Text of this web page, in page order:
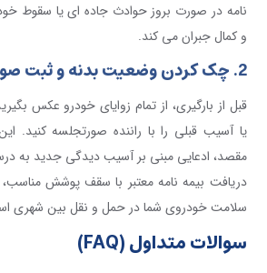
نامه در صورت بروز حوادث جاده ای یا سقوط
و کمال جبران می کند.
2. چک کردن وضعیت بدنه و ثبت صورتجلسه
قبل از بارگیری، از تمام زوایای خودرو عکس
یا آسیب قبلی را با راننده صورتجلسه کنید.
مقصد، ادعایی مبنی بر آسیب دیدگی جدید به
دریافت بیمه نامه معتبر با سقف پوشش
سلامت خودروی شما در حمل و نقل بین شهری
سوالات متداول (FAQ)